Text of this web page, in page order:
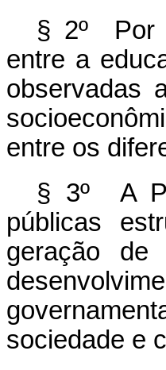
§ 2º Por
entre a
observadas
entre os
§ 3º A
públicas
geração
sociedade e